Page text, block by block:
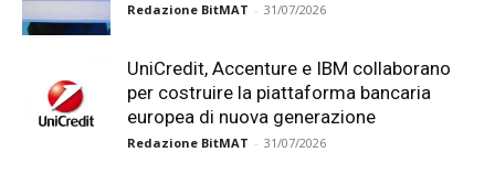
Redazione BitMAT - 31/07/2026
UniCredit, Accenture e IBM collaborano
per costruire la piattaforma bancaria
europea di nuova generazione
Redazione BitMAT - 31/07/2026